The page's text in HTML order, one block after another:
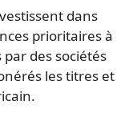
dans
prioritaires à
des sociétés
les titres et